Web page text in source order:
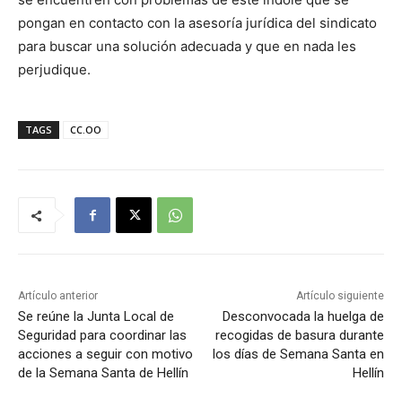
pongan en contacto con la asesoría jurídica del sindicato
para buscar una solución adecuada y que en nada les
perjudique.
TAGS CC.OO
Artículo anterior
Se reúne la Junta Local de
Seguridad para coordinar las
acciones a seguir con motivo
de la Semana Santa de Hellín
Artículo siguiente
Desconvocada la huelga de
recogidas de basura durante
los días de Semana Santa en
Hellín